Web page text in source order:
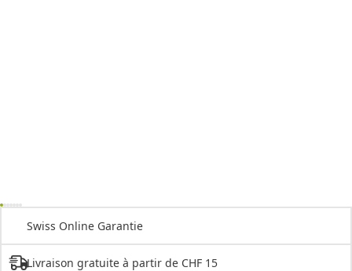
Swiss Online Garantie
Livraison gratuite à partir de CHF 15